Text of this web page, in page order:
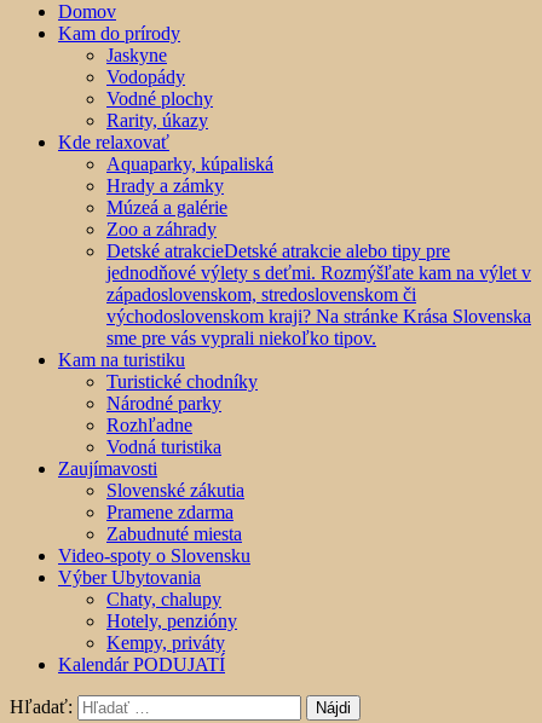
Domov
Kam do prírody
Jaskyne
Vodopády
Vodné plochy
Rarity, úkazy
Kde relaxovať
Aquaparky, kúpaliská
Hrady a zámky
Múzeá a galérie
Zoo a záhrady
Detské atrakcieDetské atrakcie alebo tipy pre
jednodňové výlety s deťmi. Rozmýšľate kam na výlet v
západoslovenskom, stredoslovenskom či
východoslovenskom kraji? Na stránke Krása Slovenska
sme pre vás vyprali niekoľko tipov.
Kam na turistiku
Turistické chodníky
Národné parky
Rozhľadne
Vodná turistika
Zaujímavosti
Slovenské zákutia
Pramene zdarma
Zabudnuté miesta
Video-spoty o Slovensku
Výber Ubytovania
Chaty, chalupy
Hotely, penzióny
Kempy, priváty
Kalendár PODUJATÍ
Hľadať: